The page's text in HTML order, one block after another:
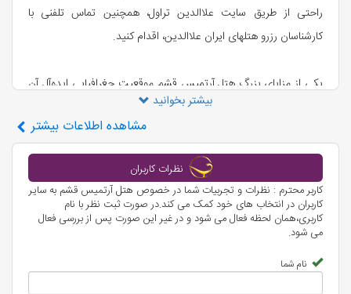
راحتی از طریق سایت علاالدین تراول، همچنین تماس تلفنی با
کارشناسان رزرو هتلهای ایران علاالدین، اقدام کنید.
یکی از مزایای بزرگ هتل آرتمیس قشم موقعیت جغرافیایی ایده‌آل آن
است. این هتل به دلیل نزدیکی به مراکز خرید معروف مانند مرکز خرید
ستاره قشم، سیتی سنتر 1 و 2، قلعه پرتغالی‌ها و پارک زیتون، به یکی از
بهترین گزینه‌های اقامتی برای گردشگران تبدیل شده است. همچنین،
فاصله نزدیک هتل به بیمارستان پیامبر اعظم قشم، دسترسی به خدمات
پزشکی و درمانی را برای مهمانان آسان می‌کند. با رزرو این هتل از
"علاالدین تراول"، تجربه‌ای بی‌نظیر از اقامت در قشم خواهید داشت.
بیشتر بخوانید
مشاهده اطلاعات بیشتر
نظرات کاربران
کاربر محترم : نظرات و تجربیات شما در خصوص هتل آرتمیس قشم به سایر
کاربران در انتخاب های خود کمک می کند.در صورت ثبت نظر با نام
کاربری،همان لحظه فعال می شود و در غیر این صورت پس از بررسی فعال
می شود.
نام شما